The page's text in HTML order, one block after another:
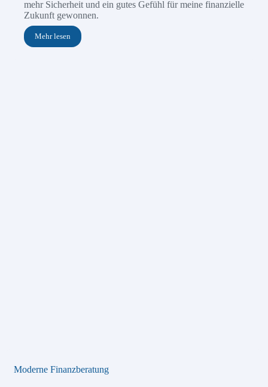
mehr Sicherheit und ein gutes Gefühl für meine finanzielle
Zukunft gewonnen.
Mehr lesen
Moderne Finanzberatung